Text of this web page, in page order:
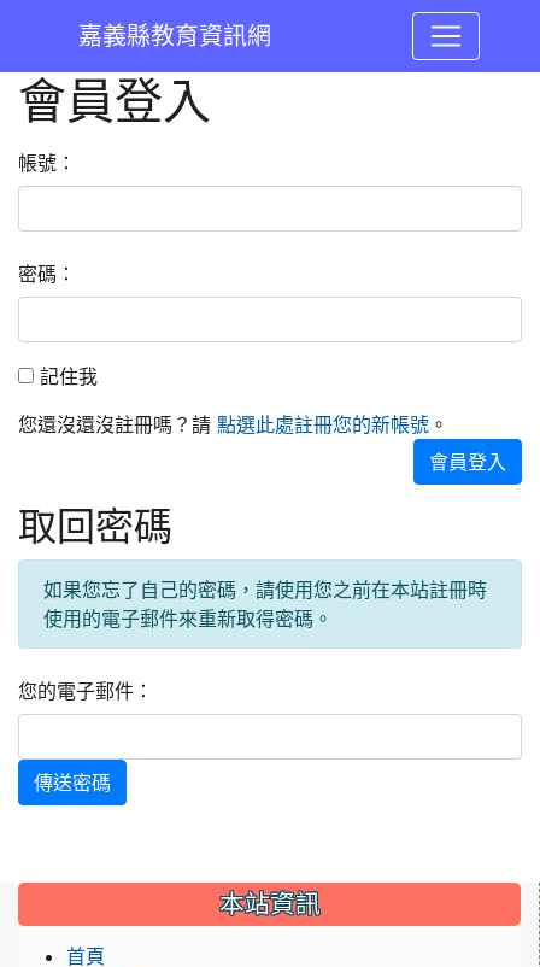
嘉義縣教育資訊網
會員登入
帳號：
密碼：
記住我記住我
您還沒還沒註冊嗎？請 點選此處註冊您的新帳號 。
會員登入
取回密碼
如果您忘了自己的密碼，請使用您之前在本站註冊時
使用的電子郵件來重新取得密碼。
您的電子郵件：
傳送密碼
::: 本站資訊
首頁